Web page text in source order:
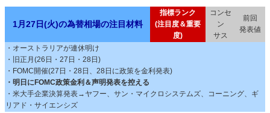
1月27日(火)の為替相場の注目材料
指標ランク
(注目度＆重要
度)
コンセ
ン
サス
前回
発表値
・オーストラリアが連休明け
・旧正月(26日・27日・28日)
・FOMC開催(27日・28日、28日に政策を金利発表)
・明日にFOMC政策金利＆声明発表を控える
・米大手企業決算発表→ヤフー、サン・マイクロシステムズ、コーニング、ギ
リアド・サイエンシズ